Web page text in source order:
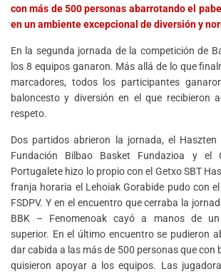
con más de 500 personas abarrotando el
en un ambiente excepcional de diversión y
En la segunda jornada de la competición de
los 8 equipos ganaron. Más allá de lo que
marcadores, todos los participantes
baloncesto y diversión en el que recibieron
respeto.
Dos partidos abrieron la jornada, el Haszten
Fundación Bilbao Basket Fundazioa y el
Portugalete hizo lo propio con el Getxo SBT
franja horaria el Lehoiak Gorabide pudo con
FSDPV. Y en el encuentro que cerraba la
BBK – Fenomenoak cayó a manos de un
superior. En el último encuentro se pudieron
dar cabida a las más de 500 personas que con
quisieron apoyar a los equipos. Las